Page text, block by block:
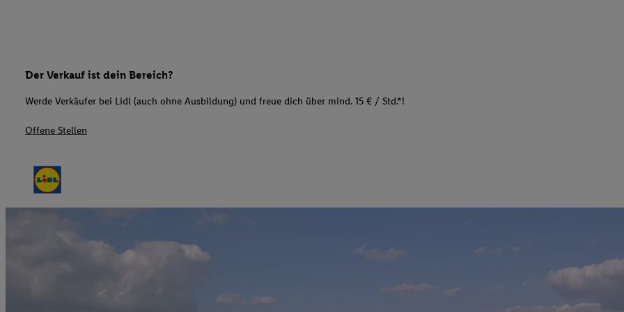
Der Verkauf ist dein Bereich?
Werde Verkäufer bei Lidl (auch ohne Ausbildung) und freue dich über mind. 15 € / Std.*!
Offene Stellen